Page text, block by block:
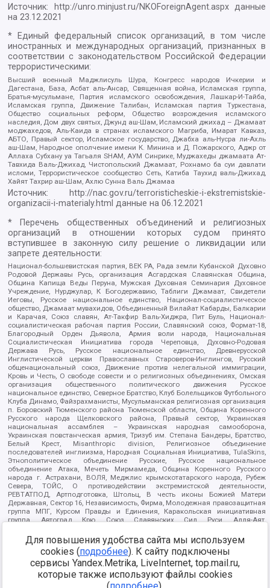
Источник: http://unro.minjust.ru/NKOForeignAgent.aspxданные
на23.12.2021
* Единый федеральный список организаций, в том числе
иностранных и международных организаций, признанных в
соответствии с законодательством Российской Федерации
террористическими:
Высший военный Маджлисуль Шура, Конгресс народов Ичкерии и
Дагестана, База, Асбат аль-Ансар, Священная война, Исламская группа,
Братья-мусульмане, Партия исламского освобождения, Лашкар-И-Тайба,
Исламская группа, Движение Талибан, Исламская партия Туркестана,
Общество социальных реформ, Общество возрождения исламского
наследия, Дом двух святых, Джунд аш-Шам, Исламский джихад – Джамаат
моджахедов, Аль-Каида в странах исламского Магриба, Имарат Кавказ,
АБТО, Правый сектор, Исламское государство, Джабха аль-Нусра ли-Ахль
аш-Шам, Народное ополчение имени К. Минина и Д. Пожарского, Аджр от
Аллаха Субхану уа Тагьаля SHAM, АУМ Синрике, Муджахеды джамаата Ат-
Тавхида Валь-Джихад, Чистопольский Джамаат, Рохнамо ба суи давлати
исломи, Террористическое сообщество Сеть, Катиба Таухид валь-Джихад,
Хайят Тахрир аш-Шам, Ахлю Сунна Валь Джамаа
Источник:
http://nac.gov.ru/terroristicheskie-i-ekstremistskie-
organizacii-i-materialy.html данные на06.12.2021
* Перечень общественных объединений и религиозных
организаций в отношении которых судом принято
вступившее в законную силу решение о ликвидации или
запрете деятельности:
Национал-большевистская партия, ВЕК РА, Рада земли Кубанской Духовно
Родовой Державы Русь, организация Асгардская Славянская Община,
Община Капища Веды Перуна, Мужская Духовная Семинария Духовное
Учреждение, Нурджулар, К Богодержавию, Таблиги Джамаат, Свидетели
Иеговы, Русское национальное единство, Национал-социалистическое
общество, Джамаат мувахидов, Объединенный Вилайат Кабарды, Балкарии
и Карачая, Союз славян, Ат-Такфир Валь-Хиджра, Пит Буль, Национал-
социалистическая рабочая партия России, Славянский союз, Формат-18,
Благородный Орден Дьявола, Армия воли народа, Национальная
Социалистическая Инициатива города Череповца, Духовно-Родовая
Держава Русь, Русское национальное единство, Древнерусской
Инглистической церкви Православных Староверов-Инглингов, Русский
общенациональный союз, Движение против нелегальной иммиграции,
Кровь и Честь, О свободе совести и о религиозных объединениях, Омская
организация общественного политического движения Русское
национальное единство, Северное Братство, Клуб Болельщиков Футбольного
Клуба Динамо, Файзрахманисты, Мусульманская религиозная организация
п. Боровский Тюменского района Тюменской области, Община Коренного
Русского народа Щелковского района, Правый сектор, Украинская
национальная ассамблея – Украинская народная самооборона,
Украинская повстанческая армия, Тризуб им. Степана Бандеры, Братство,
Белый Крест, Misanthropic division, Религиозное объединение
последователей инглиизма, Народная Социальная Инициатива, TulaSkins,
Этнополитическое объединение Русские, Русское национальное
объединение Атака, Мечеть Мирмамеда, Община Коренного Русского
народа г. Астрахани, ВОЛЯ, Меджлис крымскотатарского народа, Рубеж
Севера, ТОЙС, О противодействии экстремистской деятельности,
РЕВТАТПОД, Артподготовка, Штольц, В честь иконы Божией Матери
Державная, Сектор 16, Независимость, Фирма, Молодежная правозащитная
группа МПГ, Курсом Правды и Единения, Каракольская инициативная
группа, Автоград Крю, Союз Славянских Сил Руси, Алля-Аят,
Арестантское уголовное единство, Башкорт, Нация и свобода, W.H.С., Фалунь
Дафа, Иртыш Ultras, Русский Патриотический клуб-Новокузнецк/РПК,
Сибирский державный союз, Фонд борьбы с коррупцией, Фонд защиты прав
граждан, Штабы Навального, Совет граждан СССР Прикубанского округа г.
Краснодара
https://minjust.gov.ru/ru/documents/7822/
Для повышения удобства сайта мы используем
cookies (подробнее). К сайту подключены
сервисы Yandex.Metrika, LiveInternet, top.mail.ru,
которые также используют файлы cookies